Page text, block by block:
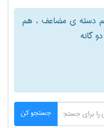
دسته ی مضاعف ، هم
گانه
جستجو کن